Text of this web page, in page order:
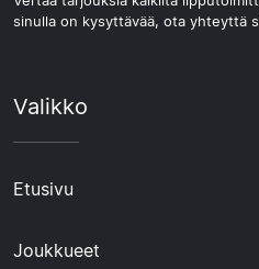
sinulla on kysyttävää, ota yhteyttä
Valikko
Etusivu
Joukkueet